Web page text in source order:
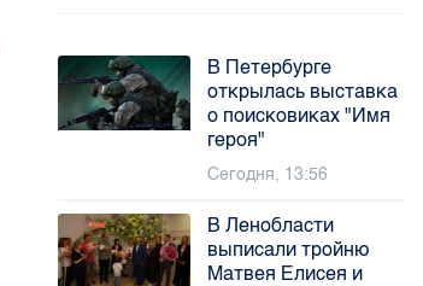
В Петербурге
открылась выставка
о поисковиках "Имя
героя"
Сегодня, 13:56
В Ленобласти
выписали тройню
Матвея Елисея и